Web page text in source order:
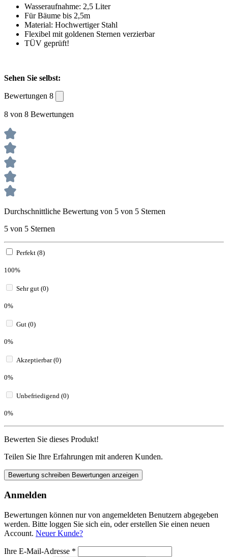
Wasseraufnahme: 2,5 Liter
Für Bäume bis 2,5m
Material: Hochwertiger Stahl
Flexibel mit goldenen Sternen verzierbar
TÜV geprüft!
Sehen Sie selbst:
Bewertungen 8
8 von 8 Bewertungen
Durchschnittliche Bewertung von 5 von 5 Sternen
5 von 5 Sternen
Perfekt (8)
100%
Sehr gut (0)
0%
Gut (0)
0%
Akzeptierbar (0)
0%
Unbefriedigend (0)
0%
Bewerten Sie dieses Produkt!
Teilen Sie Ihre Erfahrungen mit anderen Kunden.
Bewertung schreiben Bewertungen anzeigen
Anmelden
Bewertungen können nur von angemeldeten Benutzern abgegeben
werden. Bitte loggen Sie sich ein, oder erstellen Sie einen neuen
Account. Neuer Kunde?
Ihre E-Mail-Adresse *